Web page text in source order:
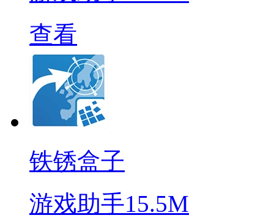
查看
铁锈盒子
游戏助手15.5M